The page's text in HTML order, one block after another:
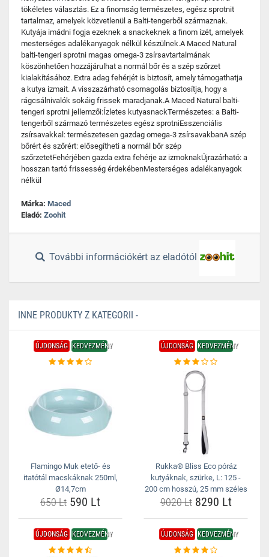
tökéletes választás. Ez a finomság természetes, egész sprotnit
tartalmaz, amelyek közvetlenül a Balti-tengerből származnak.
Kutyája imádni fogja ezeknek a snackeknek a finom ízét, amelyek
mesterséges adalékanyagok nélkül készülnek.A Maced Natural
balti-tengeri sprotni magas omega-3 zsírsavtartalmának
köszönhetően hozzájárulhat a normál bőr és a szép szőrzet
kialakításához. Extra adag fehérjét is biztosít, amely támogathatja
a kutya izmait. A visszazárható csomagolás biztosítja, hogy a
rágcsálnivalók sokáig frissek maradjanak.A Maced Natural balti-
tengeri sprotni jellemzői:Ízletes kutyasnackTermészetes: a Balti-
tengerből származó természetes egész sprotniEsszenciális
zsírsavakkal: természetesen gazdag omega-3 zsírsavakbanA szép
bőrért és szőrért: elősegítheti a normál bőr szép
szőrzetetFehérjében gazda extra fehérje az izmoknakÚjrazárható: a
hosszan tartó frissesség érdekébenMesterséges adalékanyagok
nélkül
Márka: Maced
Eladó: Zoohit
További információkért az eladótól
INNE PRODUKTY Z KATEGORII -
ÚJDONSÁG KEDVEZMÉNY
Flamingo Muk etető- és
itatótál macskáknak 250ml,
Ø14,7cm
650 Lt 590 Lt
ÚJDONSÁG KEDVEZMÉNY
Rukka® Bliss Eco póráz
kutyáknak, szürke, L: 125 -
200 cm hosszú, 25 mm széles
9020 Lt8290 Lt
ÚJDONSÁG KEDVEZMÉNY ÚJDONSÁG KEDVEZMÉNY